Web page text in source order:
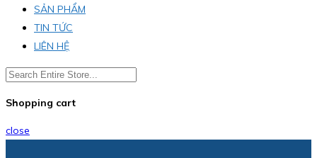
SẢN PHẨM
TIN TỨC
LIÊN HỆ
Shopping cart
close